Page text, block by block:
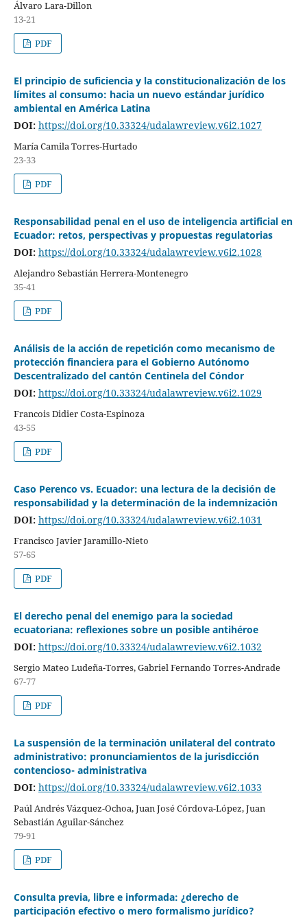
Álvaro Lara-Dillon
13-21
PDF
El principio de suficiencia y la constitucionalización de los
límites al consumo: hacia un nuevo estándar jurídico
ambiental en América Latina
DOI: https://doi.org/10.33324/udalawreview.v6i2.1027
María Camila Torres-Hurtado
23-33
PDF
Responsabilidad penal en el uso de inteligencia artificial en
Ecuador: retos, perspectivas y propuestas regulatorias
DOI: https://doi.org/10.33324/udalawreview.v6i2.1028
Alejandro Sebastián Herrera-Montenegro
35-41
PDF
Análisis de la acción de repetición como mecanismo de
protección financiera para el Gobierno Autónomo
Descentralizado del cantón Centinela del Cóndor
DOI: https://doi.org/10.33324/udalawreview.v6i2.1029
Francois Didier Costa-Espinoza
43-55
PDF
Caso Perenco vs. Ecuador: una lectura de la decisión de
responsabilidad y la determinación de la indemnización
DOI: https://doi.org/10.33324/udalawreview.v6i2.1031
Francisco Javier Jaramillo-Nieto
57-65
PDF
El derecho penal del enemigo para la sociedad
ecuatoriana: reflexiones sobre un posible antihéroe
DOI: https://doi.org/10.33324/udalawreview.v6i2.1032
Sergio Mateo Ludeña-Torres, Gabriel Fernando Torres-Andrade
67-77
PDF
La suspensión de la terminación unilateral del contrato
administrativo: pronunciamientos de la jurisdicción
contencioso- administrativa
DOI: https://doi.org/10.33324/udalawreview.v6i2.1033
Paúl Andrés Vázquez-Ochoa, Juan José Córdova-López, Juan
Sebastián Aguilar-Sánchez
79-91
PDF
Consulta previa, libre e informada: ¿derecho de
participación efectivo o mero formalismo jurídico?